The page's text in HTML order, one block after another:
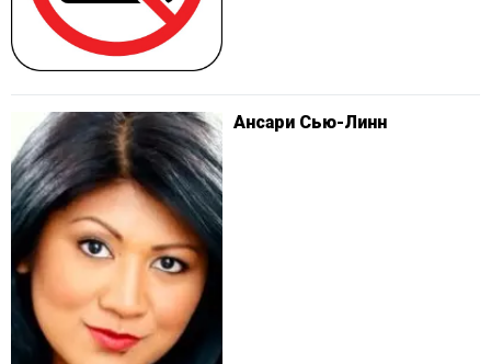
Ансари Сью-Линн